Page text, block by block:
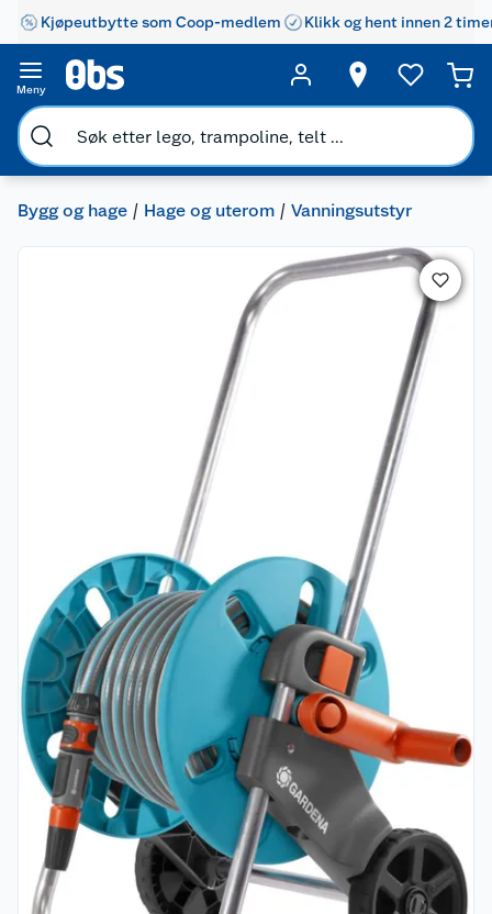
Kjøpeutbytte som Coop-medlem Klikk og hent innen 2
Meny
Bygg og hage Hage og uterom Vanningsutstyr